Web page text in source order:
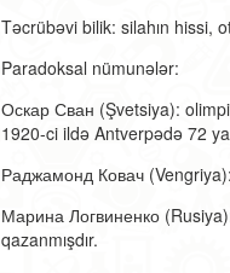
Təcrübəvi bilik: silahın hissi,
Paradoksal nümunələr:
Оскар Сван (Şvetsiya):
1920-ci ildə Antverpədə 72
Раджамонд Ковач
Марина Логвиненко
qazanmışdır.